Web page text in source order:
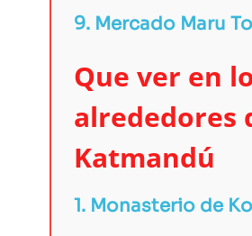
9. Mercado Maru
Que ver en
alrededores
Katmandú
1. Monasterio de